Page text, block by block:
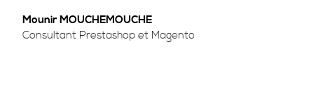
Mounir MOUCHEMOUCHE
Consultant Prestashop et Magento